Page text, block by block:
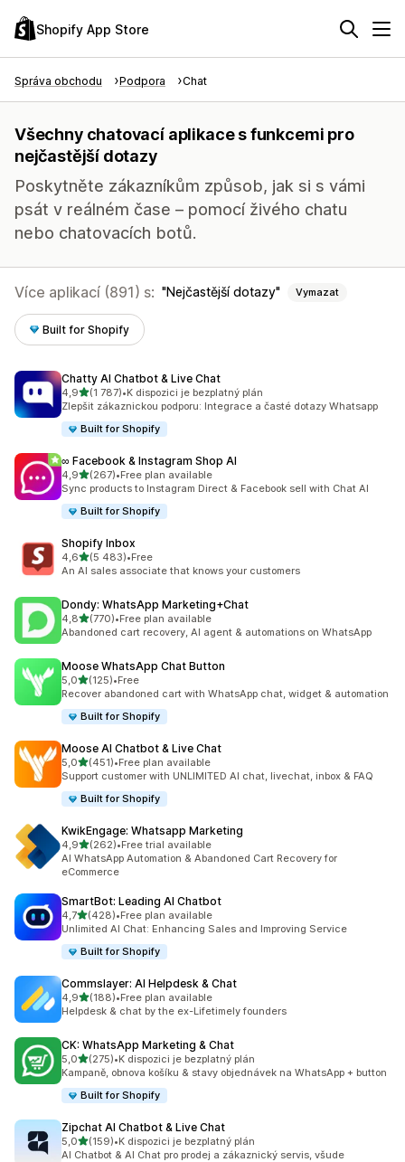
Shopify App Store
Správa obchodu Podpora Chat
Všechny chatovací aplikace s funkcemi pro
nejčastější dotazy
Poskytněte zákazníkům způsob, jak si s vámi
psát v reálném čase – pomocí živého chatu
nebo chatovacích botů.
Více aplikací (891) s: Nejčastější dotazy Vymazat
Built for Shopify
Chatty AI Chatbot & Live Chat
4,9z 5 hvězd
(1 787)
Celkový počet recenzí: 1787
•K dispozici je bezplatný plán
Zlepšit zákaznickou podporu: Integrace a časté dotazy Whatsapp
Built for Shopify
∞ Facebook & Instagram Shop AI
4,9z 5 hvězd
(267)
Celkový počet recenzí: 267
•Free plan available
Sync products to Instagram Direct & Facebook sell with Chat AI
Built for Shopify
Shopify Inbox
4,6z 5 hvězd
(5 483)
Celkový počet recenzí: 5483
•Free
An AI sales associate that knows your customers
Dondy: WhatsApp Marketing+Chat
4,8z 5 hvězd
(770)
Celkový počet recenzí: 770
•Free plan available
Abandoned cart recovery, AI agent & automations on WhatsApp
Moose WhatsApp Chat Button
5,0z 5 hvězd
(125)
Celkový počet recenzí: 125
•Free
Recover abandoned cart with WhatsApp chat, widget & automation
Built for Shopify
Moose AI Chatbot & Live Chat
5,0z 5 hvězd
(451)
Celkový počet recenzí: 451
•Free plan available
Support customer with UNLIMITED AI chat, livechat, inbox & FAQ
Built for Shopify
KwikEngage: Whatsapp Marketing
4,9z 5 hvězd
(262)
Celkový počet recenzí: 262
•Free trial available
AI WhatsApp Automation & Abandoned Cart Recovery for
eCommerce
SmartBot: Leading AI Chatbot
4,7z 5 hvězd
(428)
Celkový počet recenzí: 428
•Free plan available
Unlimited AI Chat: Enhancing Sales and Improving Service
Built for Shopify
Commslayer: AI Helpdesk & Chat
4,9z 5 hvězd
(188)
Celkový počet recenzí: 188
•Free plan available
Helpdesk & chat by the ex-Lifetimely founders
CK: WhatsApp Marketing & Chat
5,0z 5 hvězd
(275)
Celkový počet recenzí: 275
•K dispozici je bezplatný plán
Kampaně, obnova košíku & stavy objednávek na WhatsApp + button
Built for Shopify
Zipchat AI Chatbot & Live Chat
5,0z 5 hvězd
(159)
Celkový počet recenzí: 159
•K dispozici je bezplatný plán
AI Chatbot & AI Chat pro prodej a zákaznický servis, všude